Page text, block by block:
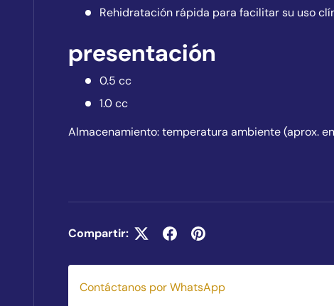
Rehidratación rápida para facilitar su uso
presentación
0.5 cc
1.0 cc
Almacenamiento: temperatura ambiente (aprox.
Compartir:
Contáctanos por WhatsApp